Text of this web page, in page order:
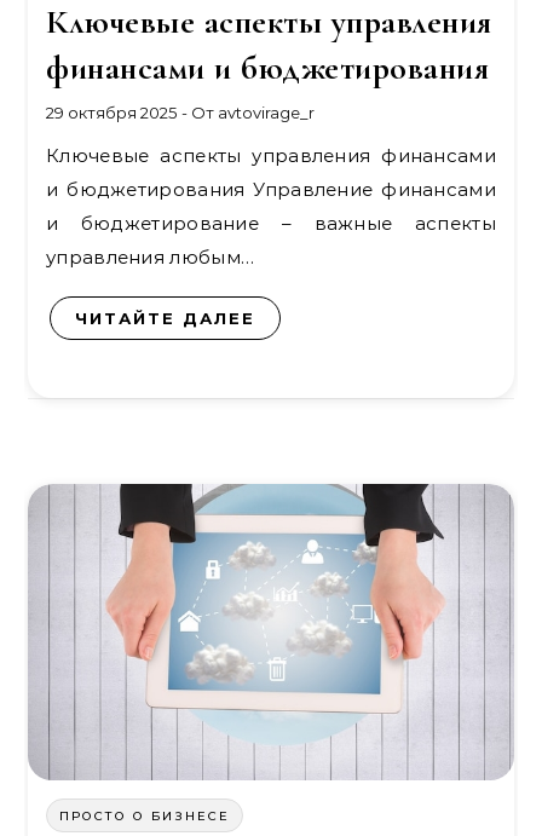
Ключевые аспекты управления
финансами и бюджетирования
29 октября 2025 - От avtovirage_r
Ключевые аспекты управления финансами
и бюджетирования Управление финансами
и бюджетирование – важные аспекты
управления любым…
ЧИТАЙТЕ ДАЛЕЕ
ПРОСТО О БИЗНЕСЕ